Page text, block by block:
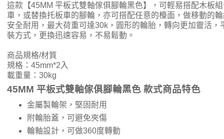
這款【45MM 平板式雙軸傢俱腳輪黑色】，可輕易搭配木板
車，或替換托板車的腳輪，亦可搭配任意的檯面，做移動的
安全耐用，最大荷重可達30k，圓形的輪胎，轉向更加靈活，
裝方式，更換迅速容易，不易鬆動。
商品規格/材質
規格：45mm*2入
載重量：30kg
45MM 平板式雙軸傢俱腳輪黑色 款式商品特色
金屬製輪架，堅固耐用
附輪胎蓋，可避免夾傷
輪軸設計，可做360度轉動